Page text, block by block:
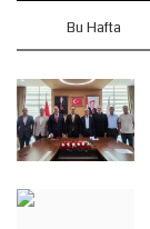
Bu Hafta